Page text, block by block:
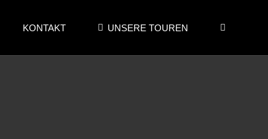
KONTAKT UNSERE TOUREN